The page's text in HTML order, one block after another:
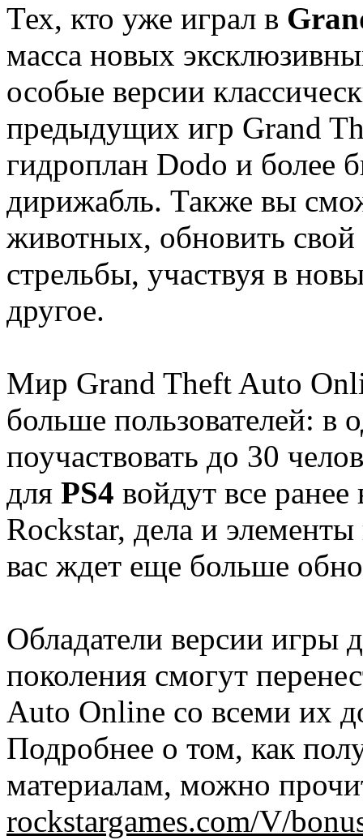
Тех, кто уже играл в
масса новых
особые версии
предыдущих игр Grand
гидроплан Dodo и более
дирижабль. Также вы
животных, обновить свой
стрельбы, участвуя в
другое.
Мир Grand Theft Auto
больше пользователей: в
поучаствовать до 30
для PS4 войдут все
Rockstar, дела и
вас ждет еще больше
Обладатели версии игры
поколения смогут
Auto Online со всеми их
Подробнее о том, как
материалам, можно
rockstargames.com/V/